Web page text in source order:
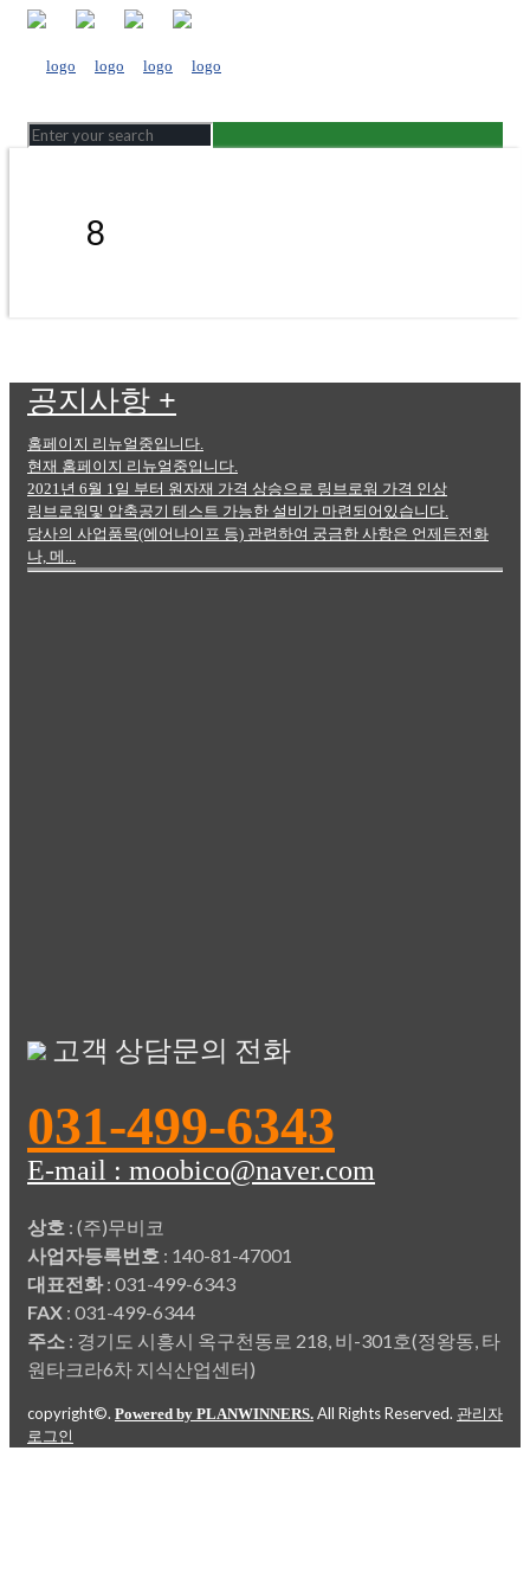
8
공지사항 +
홈페이지 리뉴얼중입니다.
현재 홈페이지 리뉴얼중입니다.
2021년 6월 1일 부터 원자재 가격 상승으로 링브로워 가격 인상
링브로워및 압축공기 테스트 가능한 설비가 마련되어있습니다.
당사의 사업품목(에어나이프 등) 관련하여 궁금한 사항은 언제든전화
나, 메...
고객 상담문의 전화
031-499-6343
E-mail : moobico@naver.com
상호 : (주)무비코
사업자등록번호 : 140-81-47001
대표전화: 031-499-6343
FAX : 031-499-6344
주소 : 경기도 시흥시 옥구천동로 218, 비-301호(정왕동, 타
원타크라6차 지식산업센터)
copyright©. Powered by PLANWINNERS. All Rights Reserved. 관리자
로그인